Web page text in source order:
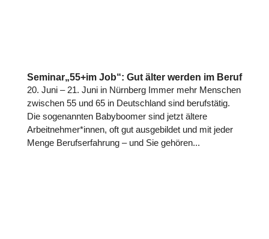
Seminar„55+im Job“: Gut älter werden im Beruf
20. Juni – 21. Juni in Nürnberg Immer mehr Menschen
zwischen 55 und 65 in Deutsch­land sind berufs­tä­tig.
Die soge­nann­ten Baby­boo­mer sind jetzt ältere
Arbeitnehmer*innen, oft gut aus­ge­bil­det und mit jeder
Menge Berufs­er­fah­rung – und Sie gehören...